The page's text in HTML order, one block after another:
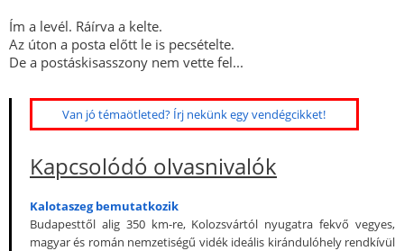
Ím a levél. Ráírva a kelte.
Az úton a posta előtt le is pecsételte.
De a postáskisasszony nem vette fel...
Van jó témaötleted? Írj nekünk egy vendégcikket!
Kapcsolódó olvasnivalók
Kalotaszeg bemutatkozik
Budapesttől alig 350 km-re, Kolozsvártól nyugatra fekvő vegyes,
magyar és román nemzetiségű vidék ideális kirándulóhely rendkívül